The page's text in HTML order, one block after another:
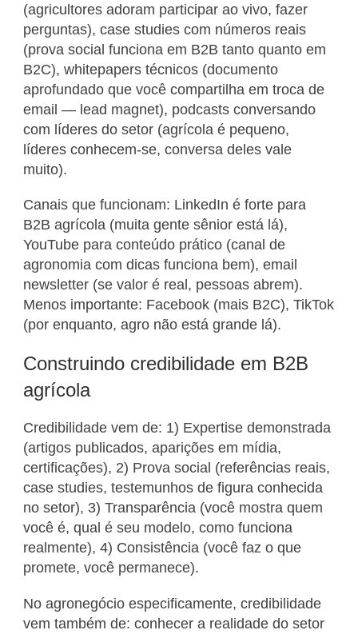
(agricultores adoram participar ao vivo, fazer
perguntas), case studies com números reais
(prova social funciona em B2B tanto quanto em
B2C), whitepapers técnicos (documento
aprofundado que você compartilha em troca de
email — lead magnet), podcasts conversando
com líderes do setor (agrícola é pequeno,
líderes conhecem-se, conversa deles vale
muito).
Canais que funcionam: LinkedIn é forte para
B2B agrícola (muita gente sênior está lá),
YouTube para conteúdo prático (canal de
agronomia com dicas funciona bem), email
newsletter (se valor é real, pessoas abrem).
Menos importante: Facebook (mais B2C), TikTok
(por enquanto, agro não está grande lá).
Construindo credibilidade em B2B
agrícola
Credibilidade vem de: 1) Expertise demonstrada
(artigos publicados, aparições em mídia,
certificações), 2) Prova social (referências reais,
case studies, testemunhos de figura conhecida
no setor), 3) Transparência (você mostra quem
você é, qual é seu modelo, como funciona
realmente), 4) Consistência (você faz o que
promete, você permanece).
No agronegócio especificamente, credibilidade
vem também de: conhecer a realidade do setor